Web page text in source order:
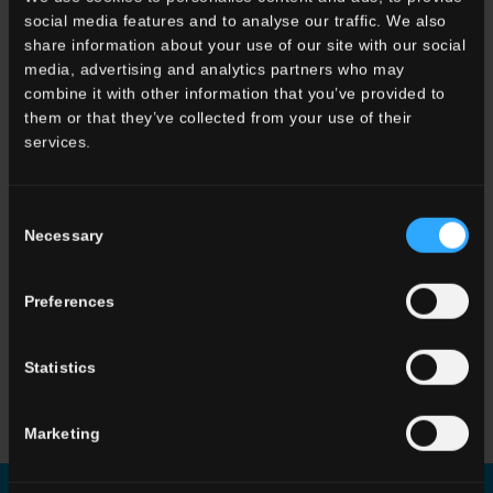
social media features and to analyse our traffic. We also
share information about your use of our site with our social
media, advertising and analytics partners who may
combine it with other information that you’ve provided to
them or that they’ve collected from your use of their
services.
Selection
Necessary
Preferences
Statistics
Marketing
33x120 . 13"x48"
G3WD10RGS12Gradone
Angolare SX HWD 10
Rett.